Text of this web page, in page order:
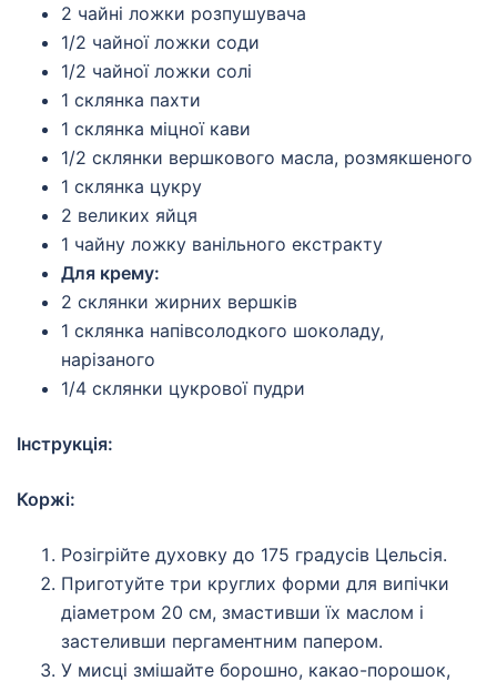
2 чайні ложки розпушувача
1/2 чайної ложки соди
1/2 чайної ложки солі
1 склянка пахти
1 склянка міцної кави
1/2 склянки вершкового масла, розмякшеного
1 склянка цукру
2 великих яйця
1 чайну ложку ванільного екстракту
Для крему:
2 склянки жирних вершків
1 склянка напівсолодкого шоколаду,
нарізаного
1/4 склянки цукрової пудри
Інструкція:
Коржі:
Розігрійте духовку до 175 градусів Цельсія.
Приготуйте три круглих форми для випічки
діаметром 20 см, змастивши їх маслом і
застеливши пергаментним папером.
У мисці змішайте борошно, какао-порошок,